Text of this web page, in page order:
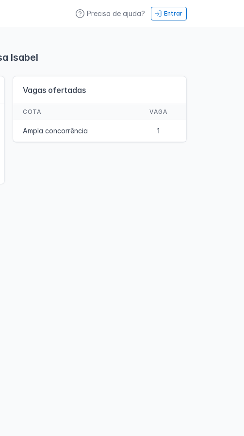
Entrar
Precisa de ajuda?
Isabel
Vagas ofertadas
COTA VAGA
Ampla concorrência 1